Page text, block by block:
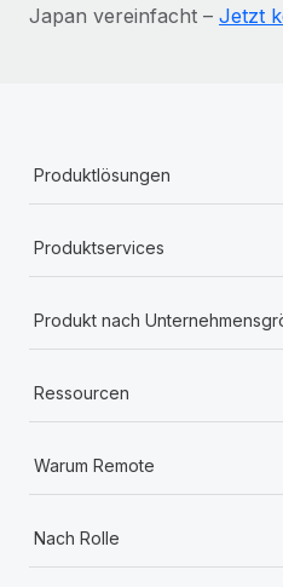
Japan vereinfacht – Jetzt
Produktlösungen
Produktservices
Produkt nach
Ressourcen
Warum Remote
Nach Rolle